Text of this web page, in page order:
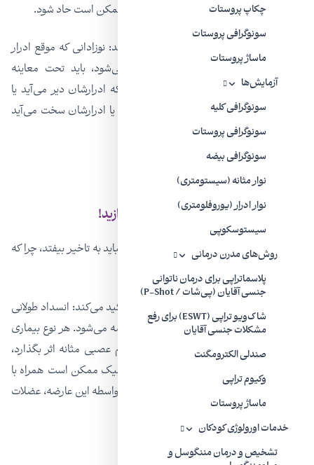
چکاپ پروستات
سونوگرافی پروستات
ماساژ پروستات
آزمایش‌ها
سونوگرافی کلیه
سونوگرافی پروستات
سونوگرافی بیضه
نوار مثانه (سیستومتری)
نوار ادرار (یوروفلومتری)
سیستوسکوپی
روش‌های مدرن درمانی
پلاسماتراپی برای درمان ناتوانی
جنسی آقایان (پی‌شات / P-Shot)
شاک‌ویو تراپی (ESWT) برای رفع
مشکلات جنسی آقایان
صندلی الکترومگنت
وکیوم تراپی
ماساژ پروستات
خدمات اورولوژی کودکان
تشخیص و درمان مننگوسل و
مجرا یا مشکلی در مسیر مجرای ادرار دارند، ممکن است حاد شود.
وی به والدین چنین کودکانی هشدار می‌دهد: نوزادانی که موقع ادرار
جیغ می‌زنند و ادرارشان بخوبی دفع نمی‌شود، باید تحت معاینه
متخصص اورولوژی قرار بگیرند‌. بزرگسالانی که ادرارشان دیر می‌آید یا
احساس می‌کنند تغییری در دفع ادرار دارند یا ادرارشان سخت می‌آید
نیز باید به متخصص اورولوژی مراجعه کنند.
درمان برخی مشکلات را به تعویق نیندازید!
درمان دیسک کمر و گردن و نیز تومور نخاع نباید به تاخیر بیفتد، چرا که
می‌تواند به مثانه نوروژنیک منجر شود.
این فوق‌تخصص مثانه با بیان مطالب فوق تاکید می‌کند: انسداد طولانی
پروستات در آقایان نیز منجر به بروز این عارضه می‌شود‌. هر نوع بیماری
که روی سیستم اسکلتی و نخاعی و سیستم عصبی مثانه اثر بگذارد،
منجر به بروز این عارضه می‌شود. مثانه نوروژنیک ممکن است همراه با
مشکلات جنسی و یبوست نیز باشد، چرا که به واسطه این عارضه، عضلات
کف لگن دچار اختلال می‌شوند.